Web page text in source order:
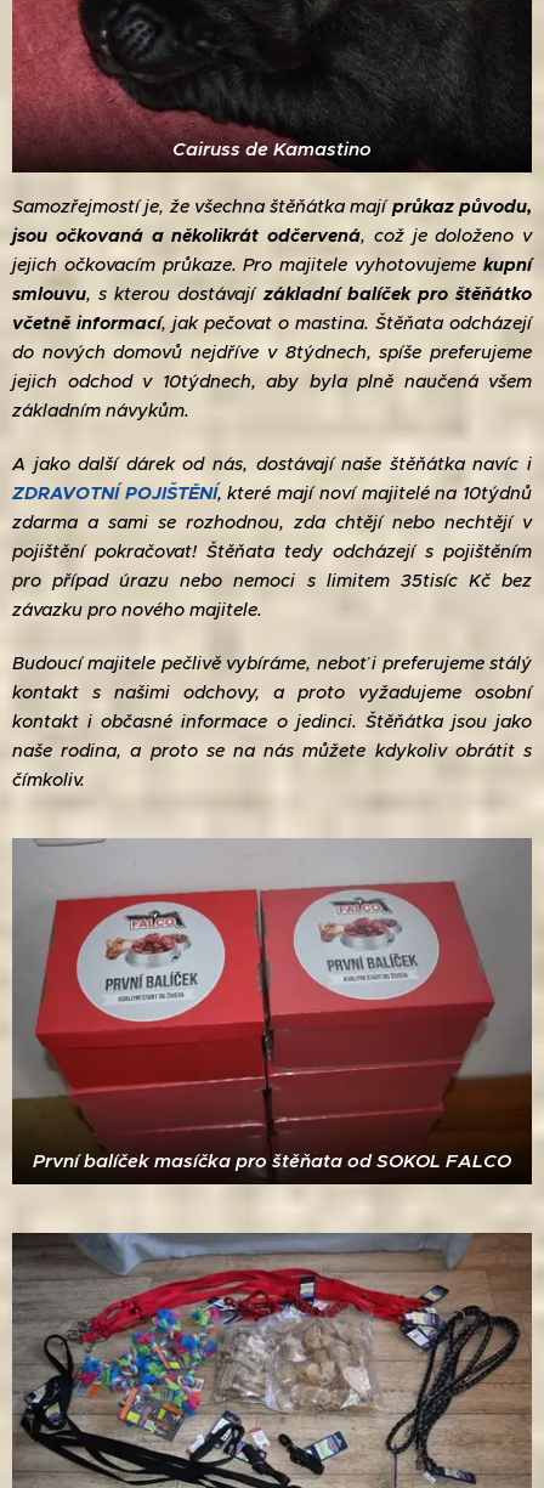
Cairuss de Kamastino
Samozřejmostí je, že všechna štěňátka majíprůkaz původu,
jsou očkovaná a několikrát odčervená, což je doloženo v
jejich očkovacím průkaze. Pro majitele vyhotovujeme kupní
smlouvu, s kterou dostávají základní balíček pro štěňátko
včetně informací, jak pečovat o mastina. Štěňata odcházejí
do nových domovů nejdříve v 8týdnech, spíše preferujeme
jejich odchod v 10týdnech, aby byla plně naučená všem
základním návykům.
A jako další dárek od nás, dostávají naše štěňátka navíc i
ZDRAVOTNÍ POJIŠTĚNÍ, které mají noví majitelé na 10týdnů
zdarma a sami se rozhodnou, zda chtějí nebo nechtějí v
pojištění pokračovat! Štěňata tedy odcházejí s pojištěním
pro případ úrazu nebo nemoci s limitem 35tisíc Kč bez
závazku pro nového majitele.
Budoucí majitele pečlivě vybíráme, neboť i preferujeme stálý
kontakt s našimi odchovy, a proto vyžadujeme osobní
kontakt i občasné informace o jedinci. Štěňátka jsou jako
naše rodina, a proto se na nás můžete kdykoliv obrátit s
čímkoliv.
První balíček masíčka pro štěňata od SOKOL FALCO